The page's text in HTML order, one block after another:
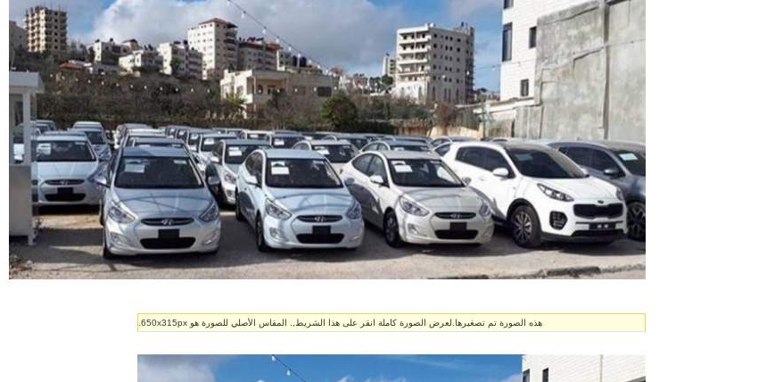
هذه الصورة تم تصغيرها.لعرض الصورة كاملة انقر على هذا الشريط,. المقاس الأصلي للصورة هو 650x315px.